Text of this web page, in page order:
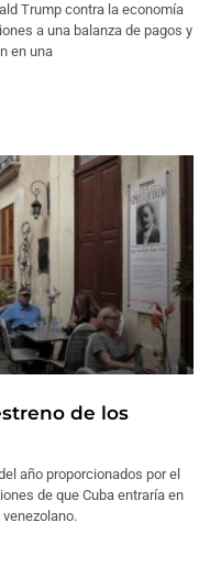
Trump contra la economía
a una balanza de pagos y
en una
de los
año proporcionados por el
de que Cuba entraría en